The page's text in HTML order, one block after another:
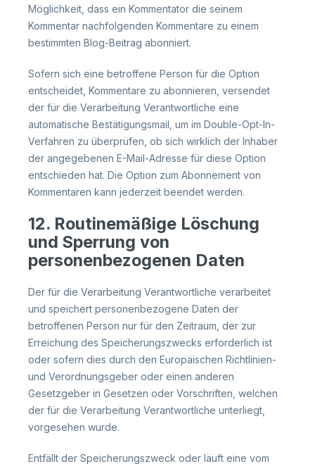
Möglichkeit, dass ein Kommentator die seinem
Kommentar nachfolgenden Kommentare zu einem
bestimmten Blog-Beitrag abonniert.
Sofern sich eine betroffene Person für die Option
entscheidet, Kommentare zu abonnieren, versendet
der für die Verarbeitung Verantwortliche eine
automatische Bestätigungsmail, um im Double-Opt-In-
Verfahren zu überprüfen, ob sich wirklich der Inhaber
der angegebenen E-Mail-Adresse für diese Option
entschieden hat. Die Option zum Abonnement von
Kommentaren kann jederzeit beendet werden.
12. Routinemäßige Löschung
und Sperrung von
personenbezogenen Daten
Der für die Verarbeitung Verantwortliche verarbeitet
und speichert personenbezogene Daten der
betroffenen Person nur für den Zeitraum, der zur
Erreichung des Speicherungszwecks erforderlich ist
oder sofern dies durch den Europäischen Richtlinien-
und Verordnungsgeber oder einen anderen
Gesetzgeber in Gesetzen oder Vorschriften, welchen
der für die Verarbeitung Verantwortliche unterliegt,
vorgesehen wurde.
Entfällt der Speicherungszweck oder läuft eine vom